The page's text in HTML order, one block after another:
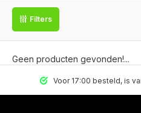
Filters
Geen producten gevonden!...
Voor 17:00 besteld, is